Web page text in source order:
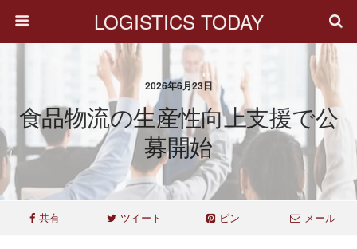
LOGISTICS TODAY
2026年6月23日
食品物流の生産性向上支援で公
募開始
共有 ツイート ピン メール